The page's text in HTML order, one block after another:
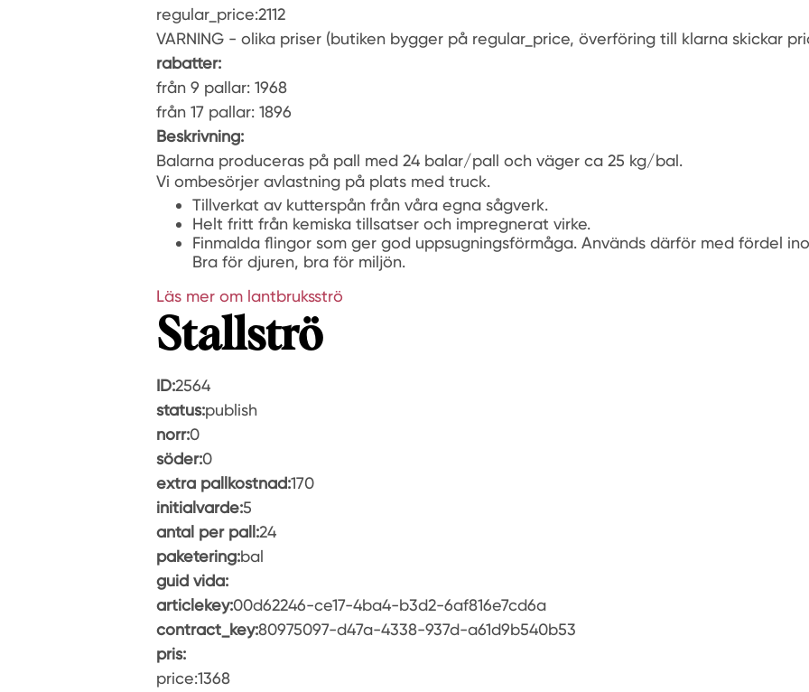
regular_price:2112
VARNING - olika priser (butiken bygger på regular_price, överföring till klarna skickar
rabatter:
från 9 pallar: 1968
från 17 pallar: 1896
Beskrivning:
Balarna produceras på pall med 24 balar/pall och väger ca 25 kg/bal.
Vi ombesörjer avlastning på plats med truck.
Tillverkat av kutterspån från våra egna sågverk.
Helt fritt från kemiska tillsatser och impregnerat virke.
Finmalda flingor som ger god uppsugningsförmåga. Används därför med fördel
Bra för djuren, bra för miljön.
Läs mer om lantbruksströ
Stallströ
ID:2564
status:publish
norr:0
söder:0
extra pallkostnad:170
initialvarde:5
antal per pall:24
paketering:bal
guid vida:
articlekey:00d62246-ce17-4ba4-b3d2-6af816e7cd6a
contract_key:80975097-d47a-4338-937d-a61d9b540b53
pris:
price:1368